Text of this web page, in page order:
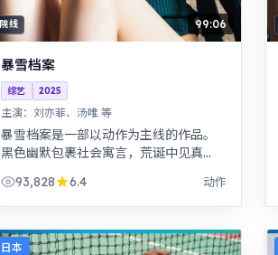
院线 99:06
暴雪档案
综艺 2025
主演： 刘亦菲、汤唯 等
暴雪档案是一部以动作为主线的作品。
黑色幽默包裹社会寓言，荒诞中见真
远比表面更加残酷。
93,828 6.4 动作
日本